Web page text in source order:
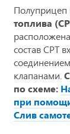
Полуприцеп
топлива
состав СРТ
клапанами.
по схеме:
при
Слив